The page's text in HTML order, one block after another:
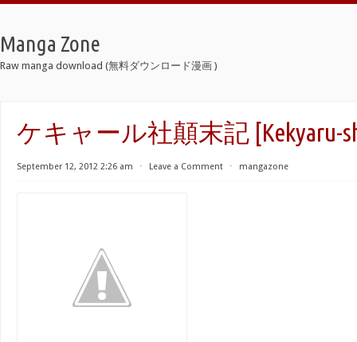
Manga Zone
Raw manga download (無料ダウンロード漫画 )
ケキャール社顛末記 [Kekyaru-
September 12, 2012 2:26 am ⋅ Leave a Comment ⋅ mangazone